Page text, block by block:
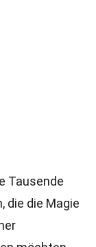
Tausende
die die Magie